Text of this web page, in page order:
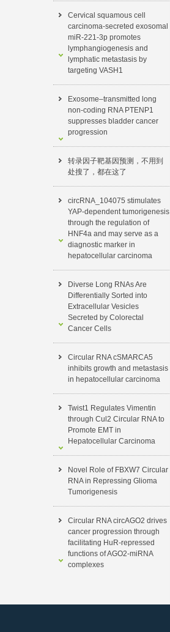
Cervical squamous cell
carcinoma-secreted exosomal
miR-221-3p promotes
lymphangiogenesis and
lymphatic metastasis by
targeting VASH1
Exosome–transmitted long
non-coding RNA PTENP1
suppresses bladder cancer
progression
转录因子靶基因预测，不用到
处搜了，都在这了​
circRNA_104075 stimulates
YAP-dependent tumorigenesis
through the regulation of
HNF4a and may serve as a
diagnostic marker in
hepatocellular carcinoma
Diverse Long RNAs Are
Differentially Sorted into
Extracellular Vesicles
Secreted by Colorectal
Cancer Cells
Circular RNA cSMARCA5
inhibits growth and metastasis
in hepatocellular carcinoma
Twist1 Regulates Vimentin
through Cul2 Circular RNA to
Promote EMT in
Hepatocellular Carcinoma
Novel Role of FBXW7 Circular
RNA in Repressing Glioma
Tumorigenesis
Circular RNA circAGO2 drives
cancer progression through
facilitating HuR-repressed
functions of AGO2-miRNA
complexes